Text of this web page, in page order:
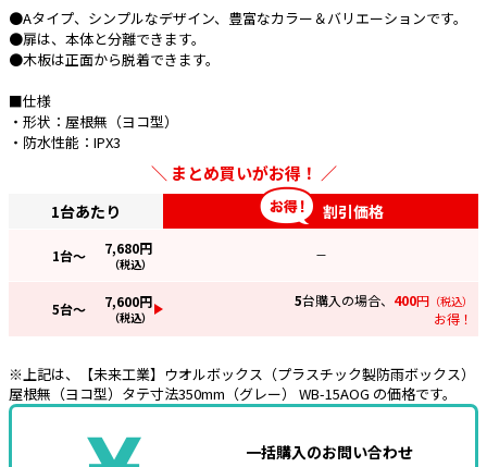
その他
e431オリジナル
販売終了品
●Aタイプ、シンプルなデザイン、豊富なカラー＆バリエーションです。
●扉は、本体と分離できます。
●木板は正面から脱着できます。
■仕様
・形状：屋根無（ヨコ型）
・防水性能：IPX3
まとめ買いがお得！
1台あたり 割引価格
1台～ 7,680円
（税込）
—
5台～ 7,600円
（税込）
5台購入の場合、 400円 （税込）
お得！
※上記は、【未来工業】ウオルボックス（プラスチック製防雨ボックス）
屋根無（ヨコ型）タテ寸法350mm（グレー） WB-15AOG の価格です。
一括購入のお問い合わせ